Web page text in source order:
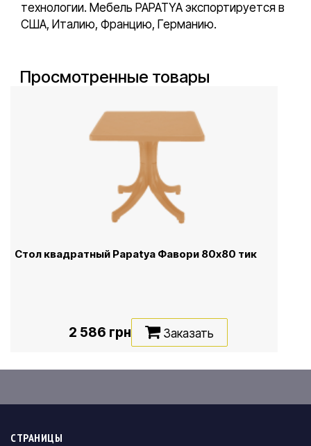
технологии. Мебель PAPATYA экспортируется в
США, Италию, Францию, Германию.
Просмотренные товары
Стол квадратный Papatya Фавори 80x80 тик
2 586 грн Заказать
СТРАНИЦЫ